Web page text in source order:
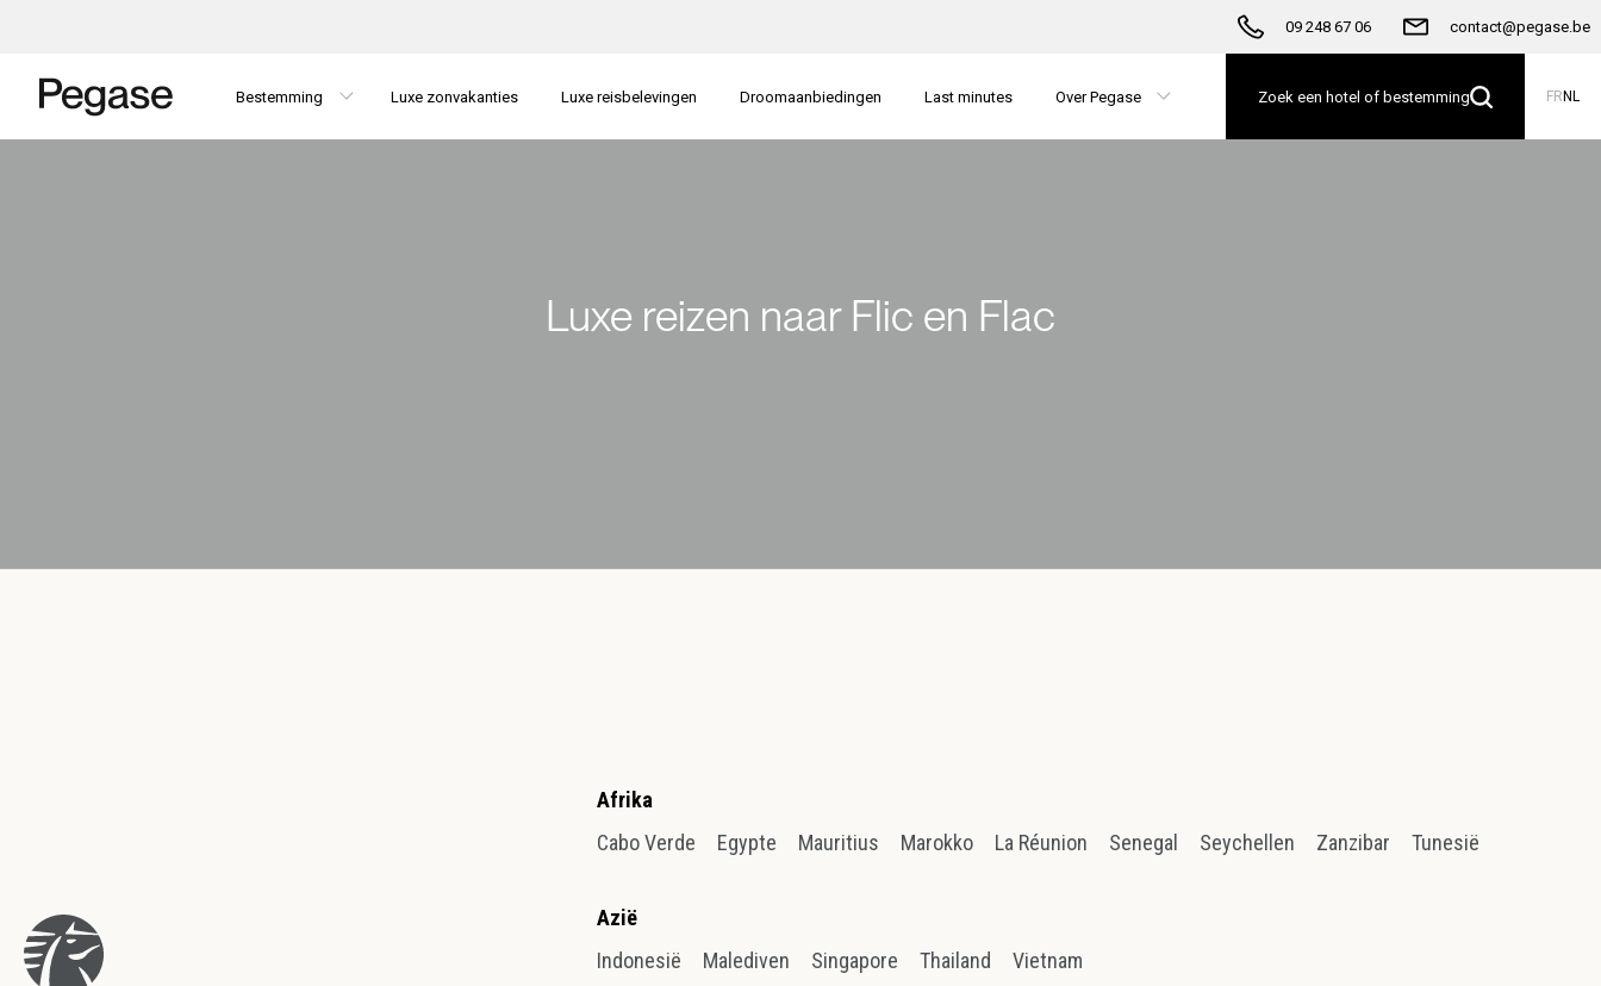
09 248 67 06 contact@pegase.be
Bestemming Luxe zonvakanties Luxe reisbelevingen Droomaanbiedingen Last minutes Over Pegase Zoek een hotel of bestemming FR NL
Luxe reizen naar Flic en Flac
Afrika
Cabo Verde
Egypte Mauritius Marokko La Réunion Senegal Seychellen Zanzibar Tunesië
Azië
Indonesië
Malediven Singapore Thailand Vietnam